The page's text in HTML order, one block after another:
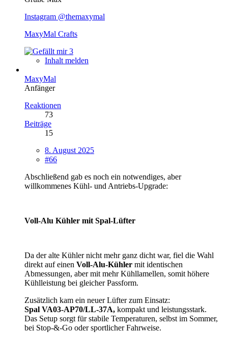
Instagram @themaxymal
MaxyMal Crafts
3
Inhalt melden
MaxyMal
Anfänger
Reaktionen
73
Beiträge
15
8. August 2025
#66
Abschließend gab es noch ein notwendiges, aber
willkommenes Kühl- und Antriebs-Upgrade:
Voll-Alu Kühler mit Spal-Lüfter
Da der alte Kühler nicht mehr ganz dicht war, fiel die Wahl
direkt auf einen Voll-Alu-Kühler mit identischen
Abmessungen, aber mit mehr Kühllamellen, somit höhere
Kühlleistung bei gleicher Passform.
Zusätzlich kam ein neuer Lüfter zum Einsatz:
Spal VA03-AP70/LL-37A, kompakt und leistungsstark.
Das Setup sorgt für stabile Temperaturen, selbst im Sommer,
bei Stop-&-Go oder sportlicher Fahrweise.